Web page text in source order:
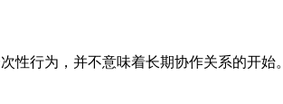
性行为，并不意味着长期协作关系的开始。